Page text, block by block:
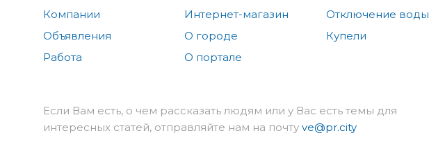
Компании
Объявления
Работа
Интернет-магазин
О городе
О портале
Отключение воды
Купели
Если Вам есть, о чем рассказать людям или у Вас есть темы для
интересных статей, отправляйте нам на почту ve@pr.city